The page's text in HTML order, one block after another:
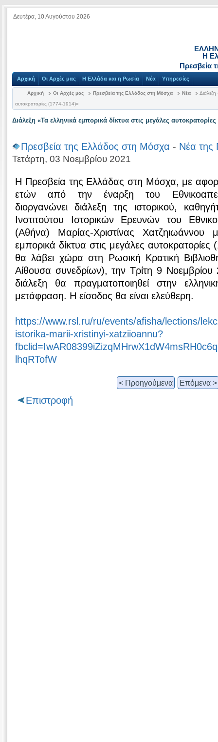
Δευτέρα, 10 Αυγούστου 2026
Η
Πρεσβεία
Αρχική Οι Αρχές μας Η Ελλάδα και η Ρωσία Νέα Υπηρεσίες
Αρχική Οι Αρχές μας Πρεσβεία της Ελλάδος στη Μόσχα Νέα
Διάλεξη
αυτοκρατορίες (1774-1914)»
Διάλεξη «Τα ελληνικά εμπορικά δίκτυα στις μεγάλες αυτοκρατορίες
Πρεσβεία της Ελλάδος στη Μόσχα - Νέα της
Τετάρτη, 03 Νοεμβρίου 2021
Η Πρεσβεία της Ελλάδας στη Μόσχα, με
ετών από την έναρξη του
διοργανώνει διάλεξη της ιστορικού,
Ινστιτούτου Ιστορικών Ερευνών του
(Αθήνα) Μαρίας-Χριστίνας Χατζηιωάννου
εμπορικά δίκτυα στις μεγάλες
θα λάβει χώρα στη Ρωσική Κρατική
Αίθουσα συνεδρίων), την Τρίτη 9
διάλεξη θα πραγματοποιηθεί στην
μετάφραση. Η είσοδος θα είναι ελεύθερη.
https://www.rsl.ru/ru/events/afisha/lections/
istorika-marii-xristinyi-xatziioannu?
lhqRTofW
< Προηγούμενα Επόμενα >
Επιστροφή